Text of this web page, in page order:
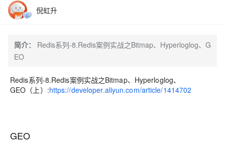
倪虹升
简介：
Redis系列-8.Redis案例实战之Bitmap、Hyperloglog、G
EO
Redis系列-8.Redis案例实战之Bitmap、Hyperloglog、
GEO（上）:https://developer.aliyun.com/article/1414702
GEO